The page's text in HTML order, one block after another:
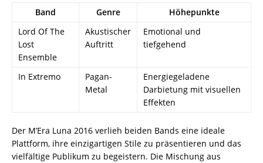
Band Genre
Höhepunkte
Lord Of The
Lost
Ensemble
Akustischer
Auftritt
Emotional und
tiefgehend
In Extremo
Pagan-
Metal
Energiegeladene
Darbietung mit visuellen
Effekten
Der M’Era Luna 2016 verlieh beiden Bands eine ideale
Plattform, ihre einzigartigen Stile zu präsentieren und das
vielfältige Publikum zu begeistern. Die Mischung aus